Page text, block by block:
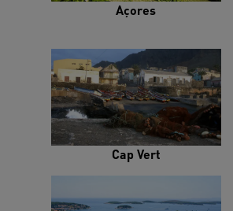
Açores
Cap Vert